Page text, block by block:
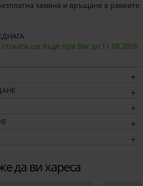
замяна и връщане в рамките
ще бъде при Вас до 11.08.2026
да ви хареса